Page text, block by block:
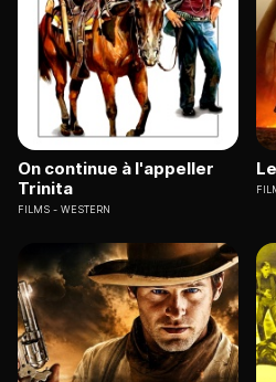
On continue à l'appeller
Trinita
FILMS WESTERN